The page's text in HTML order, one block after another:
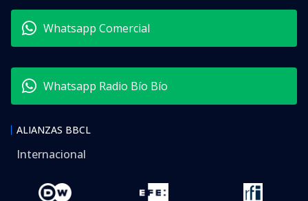
Whatsapp Comercial
Whatsapp Radio Bío Bío
ALIANZAS BBCL
Internacional